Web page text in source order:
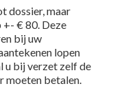
dossier, maar
+- € 80. Deze
bij uw
lopen
u bij verzet zelf de
moeten betalen.